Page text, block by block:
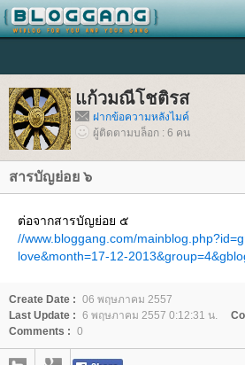
ก้วมณีโชติรส
ฝากข้อความหลังไมค์
ผู้ติดตามบล็อก : 6 คน
สารบัญย่อย ๖
ต่อจากสารบัญย่อย ๕
//www.bloggang.com/
love&month=17-12-
Create Date : 06 พฤษภาคม 2557
Last Update : 6 พฤษภาคม 2557 0:12:31 น.
Comments : 0